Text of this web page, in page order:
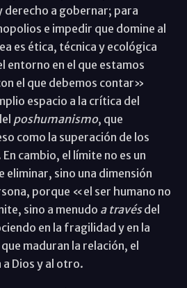
derecho a gobernar; para
e impedir que domine al
es ética, técnica y ecológica
entorno en el que estamos
el que debemos contar»
espacio a la crítica del
poshumanismo, que
como la superación de los
cambio, el límite no es un
eliminar, sino una dimensión
porque «el ser humano no
sino a menudo a travésdel
en la fragilidad y en la
maduran la relación, el
Dios y al otro.